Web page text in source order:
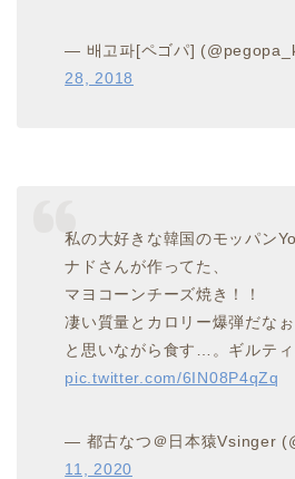
— 배고파[ペゴパ]
28, 2018
私の大好きな韓国のモッパン
ナドさんが作ってた、
マヨコーンチーズ焼き！！
凄い質量とカロリー爆弾だなぉ
と思いながら食す…。ギルテ
pic.twitter.com/6IN08P4qZq
— 都古なつ＠日本猿Vsinger
11, 2020